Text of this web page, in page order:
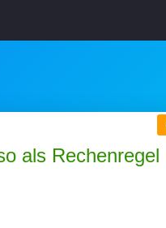
als Rechenregel